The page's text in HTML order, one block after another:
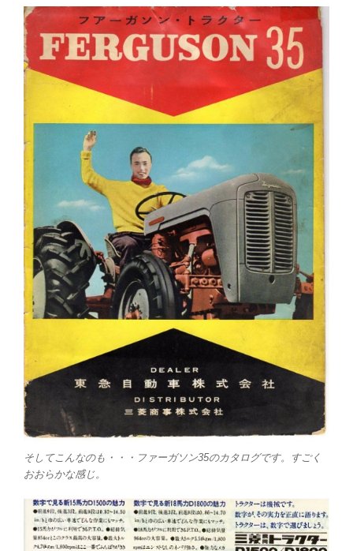
そしてこんなのも・・・ファーガソン35のカタログです。すごく
おおらかな感じ。